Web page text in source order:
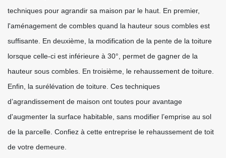
techniques pour agrandir sa maison par le haut. En premier,
l'aménagement de combles quand la hauteur sous combles est
suffisante. En deuxième, la modification de la pente de la toiture
lorsque celle-ci est inférieure à 30°, permet de gagner de la
hauteur sous combles. En troisième, le rehaussement de toiture.
Enfin, la surélévation de toiture. Ces techniques
d’agrandissement de maison ont toutes pour avantage
d'augmenter la surface habitable, sans modifier l’emprise au sol
de la parcelle. Confiez à cette entreprise le rehaussement de toit
de votre demeure.